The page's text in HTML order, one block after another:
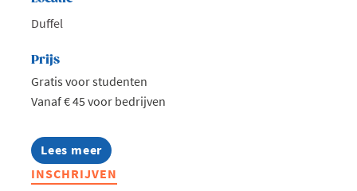
Duffel
Prijs
Gratis voor studenten
Vanaf € 45 voor bedrijven
Lees meer
about
Voka
Lokaal
INSCHRIJVEN